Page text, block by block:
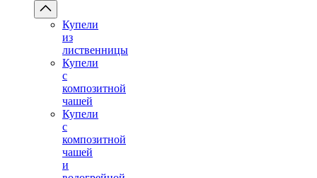
Купели
из
лиственницы
Купели
с
композитной
чашей
Купели
с
композитной
чашей
и